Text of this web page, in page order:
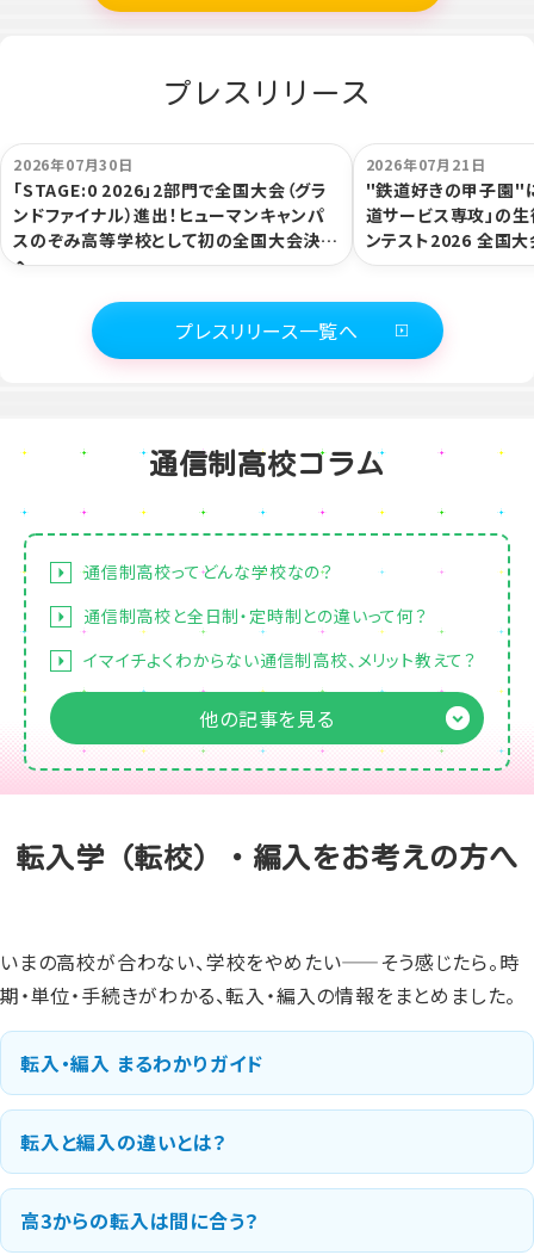
プレスリリース
2026年07月30日
「STAGE:0 2026」2部門で全国大会（グラ
ンドファイナル）進出！ヒューマンキャンパ
スのぞみ高等学校として初の全国大会決勝
へ
2026年07月21日
"鉄道好きの甲子園"
道サービス専攻」の
ンテスト2026 全国
プレスリリース一覧へ
通信制高校コラム
通信制高校ってどんな学校なの？
通信制高校と全日制・定時制との違いって何？
イマイチよくわからない通信制高校、メリット教えて？
他の記事を見る
転入学（転校）・編入をお考えの方へ
いまの高校が合わない、学校をやめたい——そう感じたら。時
期・単位・手続きがわかる、転入・編入の情報をまとめました。
転入・編入 まるわかりガイド
転入と編入の違いとは？
高3からの転入は間に合う？